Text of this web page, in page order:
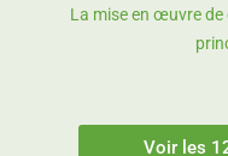
La mise en œuvre de
Voir les